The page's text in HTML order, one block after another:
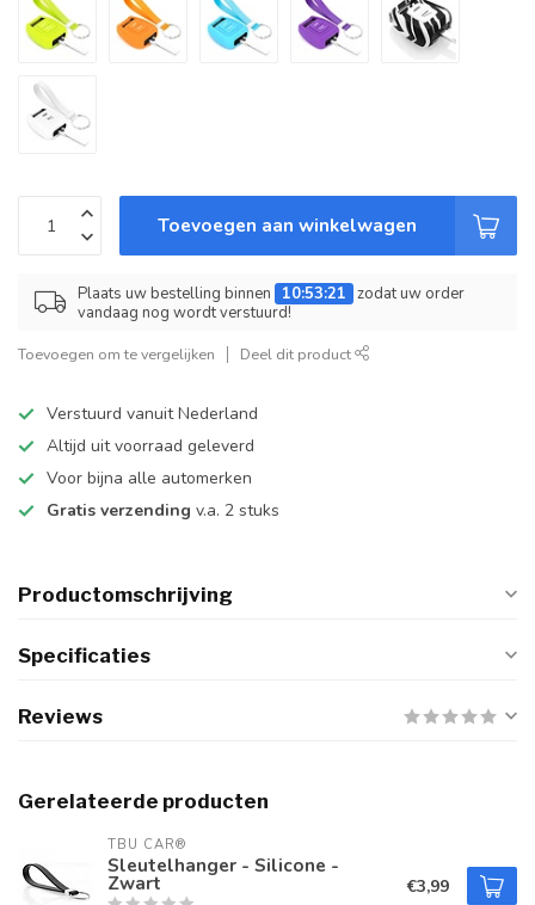
Toevoegen aan winkelwagen
Plaats uw bestelling binnen 10:53:21 zodat uw order
vandaag nog wordt verstuurd!
Toevoegen om te vergelijken Deel dit product
Verstuurd vanuit Nederland
Altijd uit voorraad geleverd
Voor bijna alle automerken
Gratis verzending v.a. 2 stuks
Productomschrijving
Specificaties
Reviews
Gerelateerde producten
TBU CAR®
Sleutelhanger - Silicone -
Zwart €3,99